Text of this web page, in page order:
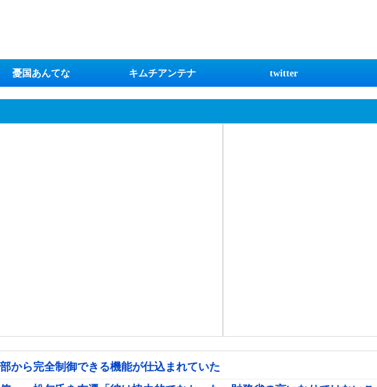
憂国あんてな キムチアンテナ twitter
から完全制御できる機能が仕込まれていた